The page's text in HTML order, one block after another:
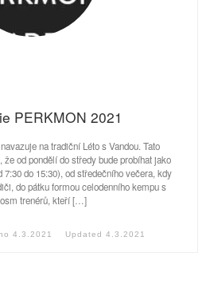
PERKMON 2021
na tradiční Léto s Vandou. Tato
od pondělí do středy bude probíhat jako
do 15:30), od středečního večera, kdy
do pátku formou celodenního kempu s
trenérů, kteří […]
4.3.2021 Updated 4.3.2021